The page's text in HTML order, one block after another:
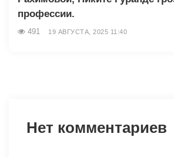
профессии.
491 19 АВГУСТА, 2025 11:40
Нет комментариев